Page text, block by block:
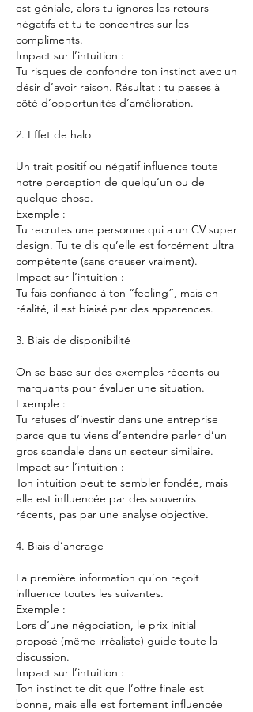
est géniale, alors tu ignores les retours
négatifs et tu te concentres sur les
compliments.
Impact sur l’intuition :
Tu risques de confondre ton instinct avec un
désir d’avoir raison. Résultat : tu passes à
côté d’opportunités d’amélioration.
2. Effet de halo
Un trait positif ou négatif influence toute
notre perception de quelqu’un ou de
quelque chose.
Exemple :
Tu recrutes une personne qui a un CV super
design. Tu te dis qu’elle est forcément ultra
compétente (sans creuser vraiment).
Impact sur l’intuition :
Tu fais confiance à ton “feeling”, mais en
réalité, il est biaisé par des apparences.
3. Biais de disponibilité
On se base sur des exemples récents ou
marquants pour évaluer une situation.
Exemple :
Tu refuses d’investir dans une entreprise
parce que tu viens d’entendre parler d’un
gros scandale dans un secteur similaire.
Impact sur l’intuition :
Ton intuition peut te sembler fondée, mais
elle est influencée par des souvenirs
récents, pas par une analyse objective.
4. Biais d’ancrage
La première information qu’on reçoit
influence toutes les suivantes.
Exemple :
Lors d’une négociation, le prix initial
proposé (même irréaliste) guide toute la
discussion.
Impact sur l’intuition :
Ton instinct te dit que l’offre finale est
bonne, mais elle est fortement influencée